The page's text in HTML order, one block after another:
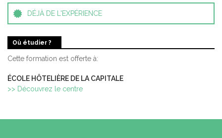
DÉJÀ DE L'EXPÉRIENCE
Où étudier ?
Cette formation est offerte à:
ÉCOLE HÔTELIÈRE DE LA CAPITALE
>> Découvrez le centre